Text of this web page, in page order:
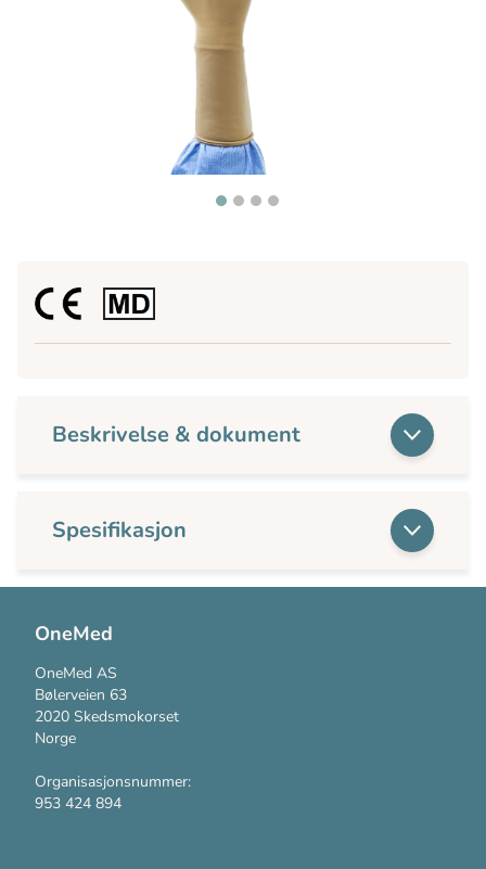
Beskrivelse & dokument
Spesifikasjon
OneMed
OneMed AS
Bølerveien 63
2020 Skedsmokorset
Norge
Organisasjonsnummer:
953 424 894